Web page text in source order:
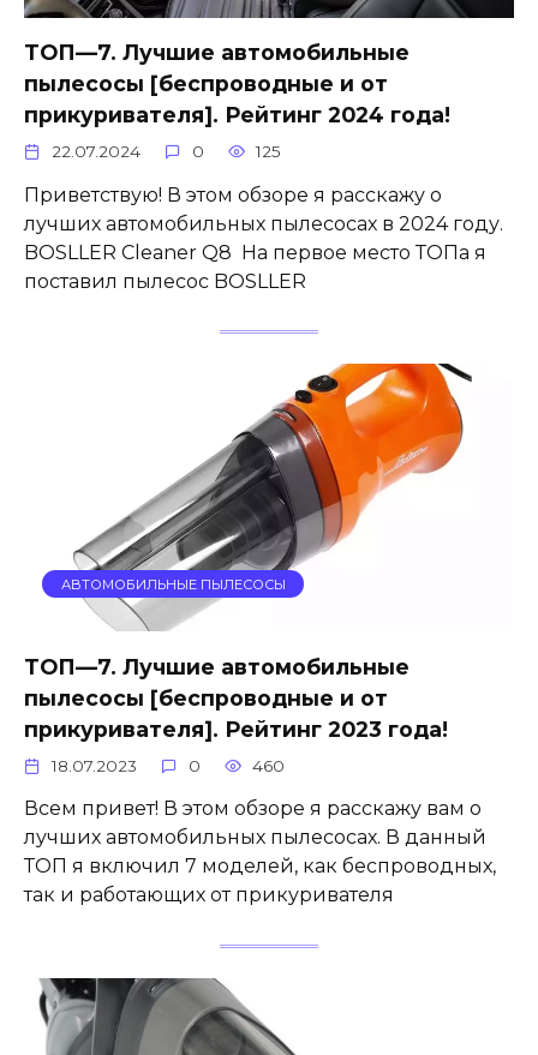
ТОП—7. Лучшие автомобильные
пылесосы [беспроводные и от
прикуривателя]. Рейтинг 2024 года!
22.07.2024 0 125
Приветствую! В этом обзоре я расскажу о
лучших автомобильных пылесосах в 2024 году.
BOSLLER Cleaner Q8 На первое место ТОПа я
поставил пылесос BOSLLER
АВТОМОБИЛЬНЫЕ ПЫЛЕСОСЫ
ТОП—7. Лучшие автомобильные
пылесосы [беспроводные и от
прикуривателя]. Рейтинг 2023 года!
18.07.2023 0 460
Всем привет! В этом обзоре я расскажу вам о
лучших автомобильных пылесосах. В данный
ТОП я включил 7 моделей, как беспроводных,
так и работающих от прикуривателя